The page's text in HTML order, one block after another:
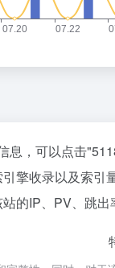
息，可以点击"
擎收录以及索
的IP、PV、跳出